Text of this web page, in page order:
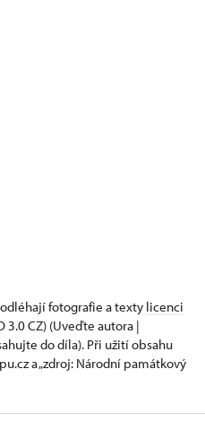
fotografie a texty licenci
3.0 CZ) (Uveďte autora |
do díla). Při užití obsahu
a „zdroj: Národní památkový